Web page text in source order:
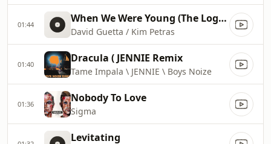
01:44 When We Were Young (The Logical Song)
David Guetta / Kim Petras
01:40 Dracula ( JENNIE Remix
Tame Impala \ JENNIE \ Boys Noize
01:36 Nobody To Love
Sigma
Levitating